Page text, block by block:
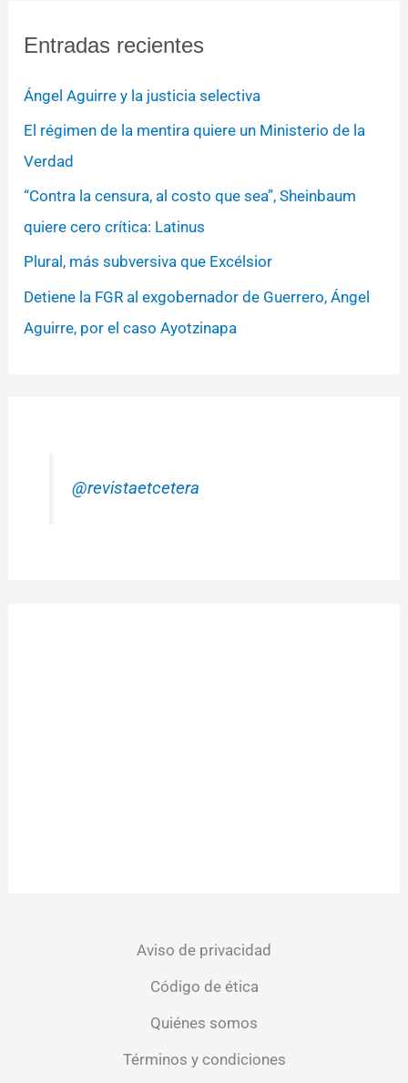
Entradas recientes
Ángel Aguirre y la justicia selectiva
El régimen de la mentira quiere un Ministerio de la
Verdad
“Contra la censura, al costo que sea”, Sheinbaum
quiere cero crítica: Latinus
Plural, más subversiva que Excélsior
Detiene la FGR al exgobernador de Guerrero, Ángel
Aguirre, por el caso Ayotzinapa
@revistaetcetera
Aviso de privacidad
Código de ética
Quiénes somos
Términos y condiciones